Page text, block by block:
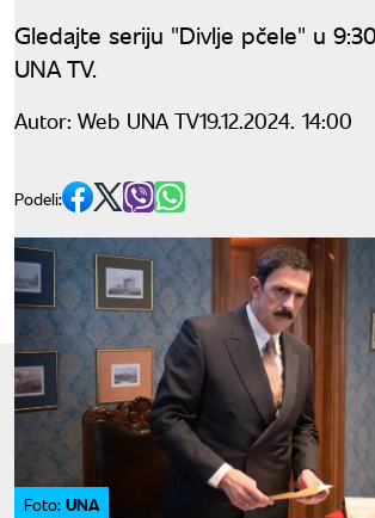
Gledajte seriju "Divlje pčele" u
UNA TV.
Autor: Web UNA TV19.12.2024. 14:00
Podeli:
Foto: UNA